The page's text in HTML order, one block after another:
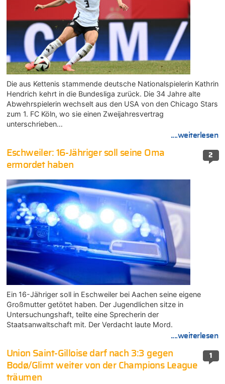
Die aus Kettenis stammende deutsche Nationalspielerin Kathrin
Hendrich kehrt in die Bundesliga zurück. Die 34 Jahre alte
Abwehrspielerin wechselt aus den USA von den Chicago Stars
zum 1. FC Köln, wo sie einen Zweijahresvertrag
unterschrieben…
....weiterlesen
2
Eschweiler: 16-Jähriger soll seine Oma
ermordet haben
Ein 16-Jähriger soll in Eschweiler bei Aachen seine eigene
Großmutter getötet haben. Der Jugendlichen sitze in
Untersuchungshaft, teilte eine Sprecherin der
Staatsanwaltschaft mit. Der Verdacht laute Mord.
....weiterlesen
1
Union Saint-Gilloise darf nach 3:3 gegen
Bodø/Glimt weiter von der Champions League
träumen